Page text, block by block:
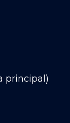
principal)